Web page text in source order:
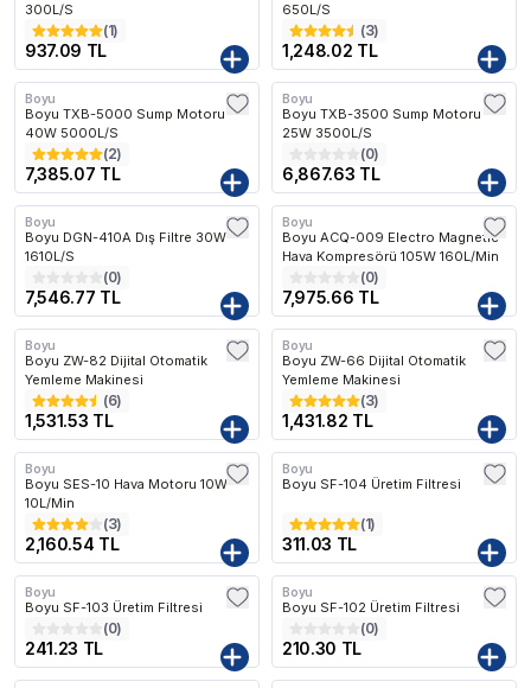
300L/S
(1)
937.09 TL
650L/S
(3)
1,248.02 TL
Kargo Bedava
Boyu
Boyu TXB-5000 Sump Motoru
40W 5000L/S
(2)
7,385.07 TL
Kargo Bedava
Boyu
Boyu TXB-3500 Sump Motoru
25W 3500L/S
(0)
6,867.63 TL
Kargo Bedava
Boyu
Boyu DGN-410A Dış Filtre 30W
1610L/S
(0)
7,546.77 TL
Kargo Bedava
Boyu
Boyu ACQ-009 Electro Magnetic
Hava Kompresörü 105W 160L/Min
(0)
7,975.66 TL
Kargo Bedava
Boyu
Boyu ZW-82 Dijital Otomatik
Yemleme Makinesi
(6)
1,531.53 TL
Kargo Bedava
Boyu
Boyu ZW-66 Dijital Otomatik
Yemleme Makinesi
(3)
1,431.82 TL
Kargo Bedava
Boyu
Boyu SES-10 Hava Motoru 10W
10L/Min
(3)
2,160.54 TL
Boyu
Boyu SF-104 Üretim Filtresi
(1)
311.03 TL
Boyu
Boyu SF-103 Üretim Filtresi
(0)
241.23 TL
Boyu
Boyu SF-102 Üretim Filtresi
(0)
210.30 TL